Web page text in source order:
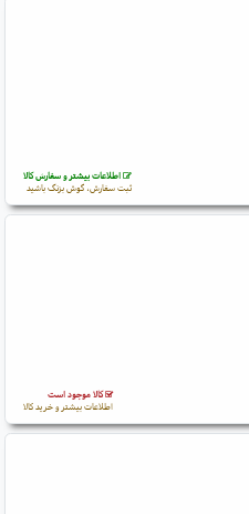
اطلاعات بیشتر و سفارش کالا
ثبت سفارش، گوش بزنگ باشید
کالا موجود است
اطلاعات بیشتر و خرید کالا